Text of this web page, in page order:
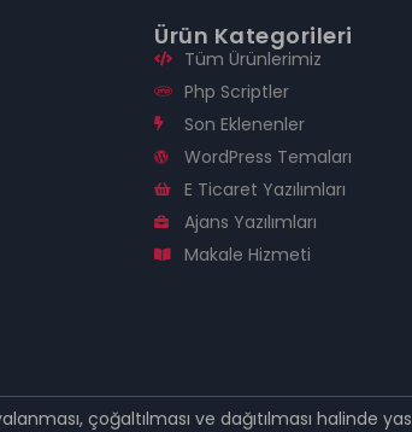
Ürün Kategorileri
Tüm Ürünlerimiz
Php Scriptler
Son Eklenenler
WordPress Temaları
E Ticaret Yazılımları
Ajans Yazılımları
Makale Hizmeti
çoğaltılması ve dağıtılması halinde